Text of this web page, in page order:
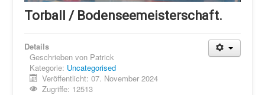
Schi Nordisch
Showdown
Datenschutz
Torball / Bodenseemeisterschaft.
Details
Geschrieben von Patrick
Kategorie: Uncategorised
Veröffentlicht: 07. November 2024
Zugriffe: 12513